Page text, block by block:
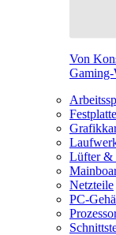
Von
Gaming-
Lüfter &
Netzteile
PC-